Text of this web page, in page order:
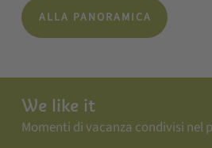
ALLA PANORAMICA
We like it
Momenti di vacanza condivisi nel